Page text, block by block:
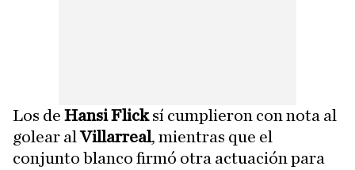
Los de Hansi Flicksí cumplieron con nota al
golear alVillarreal, mientras que el
conjunto blanco firmó otra actuación para